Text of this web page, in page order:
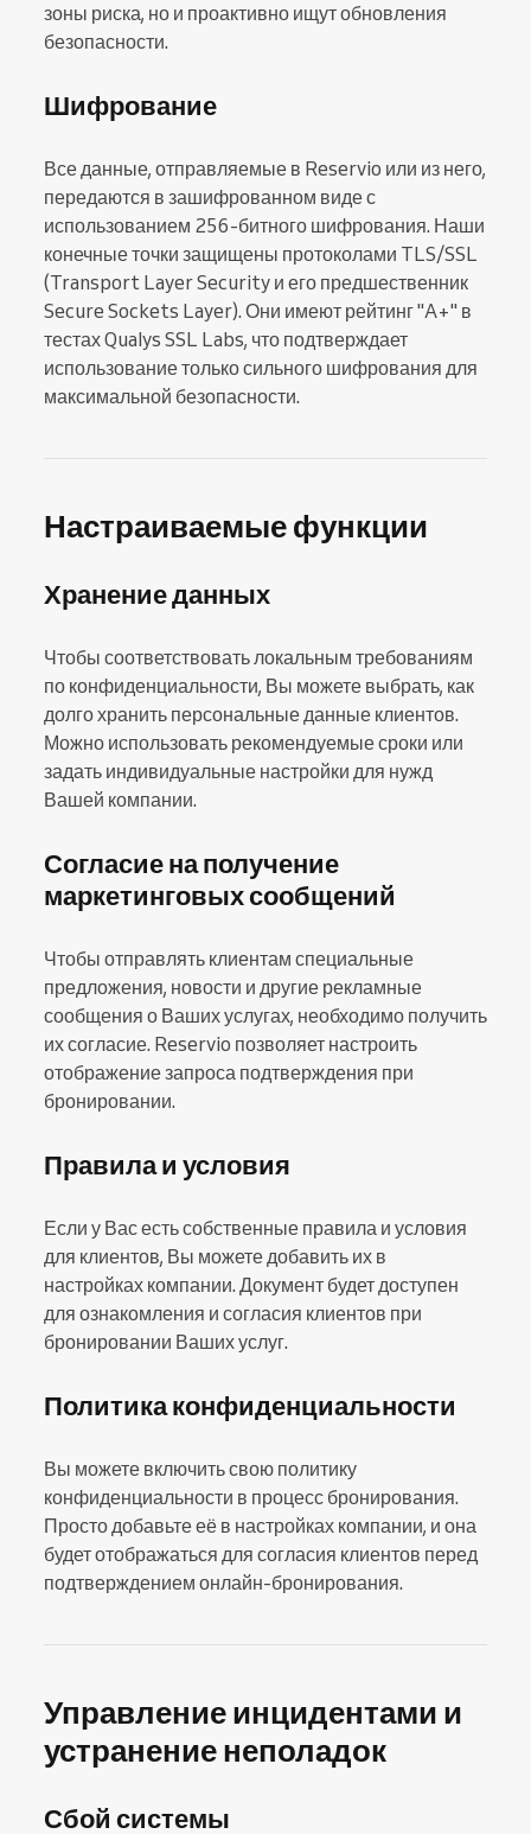
зоны риска, но и проактивно ищут обновления
безопасности.
Шифрование
Все данные, отправляемые в Reservio или из него,
передаются в зашифрованном виде с
использованием 256-битного шифрования. Наши
конечные точки защищены протоколами TLS/SSL
(Transport Layer Security и его предшественник
Secure Sockets Layer). Они имеют рейтинг "A+" в
тестах Qualys SSL Labs, что подтверждает
использование только сильного шифрования для
максимальной безопасности.
Настраиваемые функции
Хранение данных
Чтобы соответствовать локальным требованиям
по конфиденциальности, Вы можете выбрать, как
долго хранить персональные данные клиентов.
Можно использовать рекомендуемые сроки или
задать индивидуальные настройки для нужд
Вашей компании.
Согласие на получение
маркетинговых сообщений
Чтобы отправлять клиентам специальные
предложения, новости и другие рекламные
сообщения о Ваших услугах, необходимо получить
их согласие. Reservio позволяет настроить
отображение запроса подтверждения при
бронировании.
Правила и условия
Если у Вас есть собственные правила и условия
для клиентов, Вы можете добавить их в
настройках компании. Документ будет доступен
для ознакомления и согласия клиентов при
бронировании Ваших услуг.
Политика конфиденциальности
Вы можете включить свою политику
конфиденциальности в процесс бронирования.
Просто добавьте её в настройках компании, и она
будет отображаться для согласия клиентов перед
подтверждением онлайн-бронирования.
Управление инцидентами и
устранение неполадок
Сбой системы